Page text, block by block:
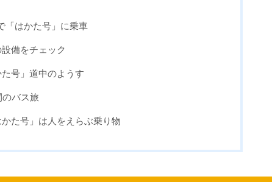
「はかた号」に乗車
備をチェック
号」道中のようす
バス旅
た号」は人をえらぶ乗り物